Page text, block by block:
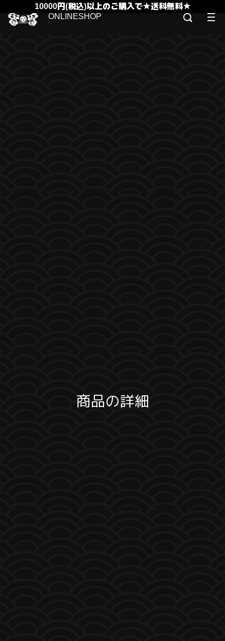
10000円(税込)以上のご購入で★送料無料★
商品の詳細
ONLINESHOP